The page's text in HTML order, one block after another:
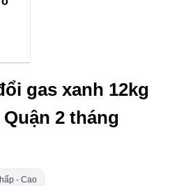
gas xanh 12kg
2 tháng
- Cao